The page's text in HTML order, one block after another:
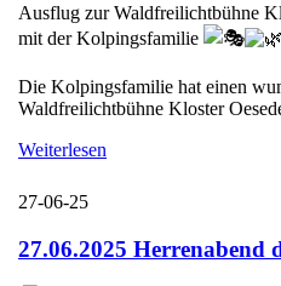
Ausflug zur Waldfreilichtbühne
mit der Kolpingsfamilie
Die Kolpingsfamilie hat einen
Waldfreilichtbühne Kloster
Weiterlesen
27-06-25
27.06.2025 Herrenabend